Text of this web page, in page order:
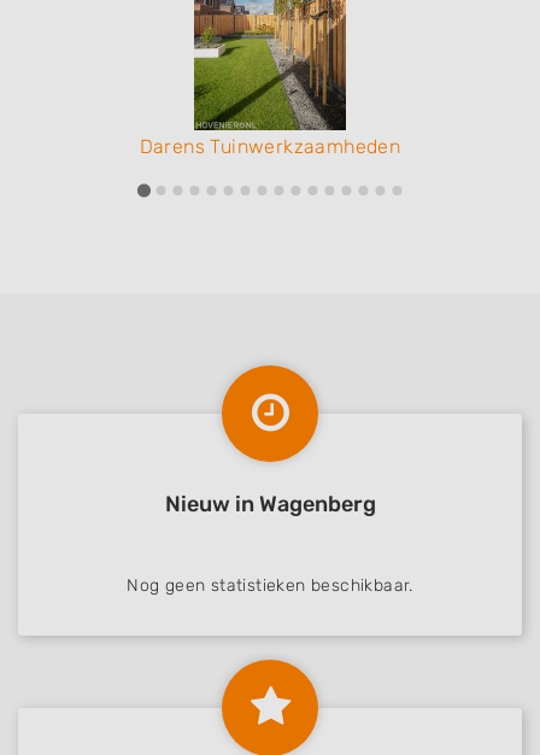
Darens Tuinwerkzaamheden
Nieuw in Wagenberg
Nog geen statistieken beschikbaar.